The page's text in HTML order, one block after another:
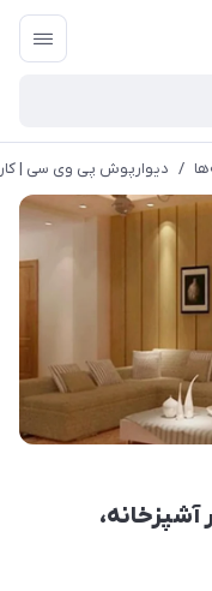
/ دیوارپوش پی وی سی |